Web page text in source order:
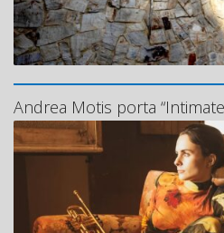
Andrea Motis porta